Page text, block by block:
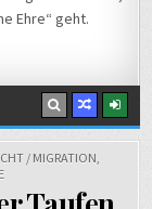
Ehre“ geht.
/ MIGRATION,